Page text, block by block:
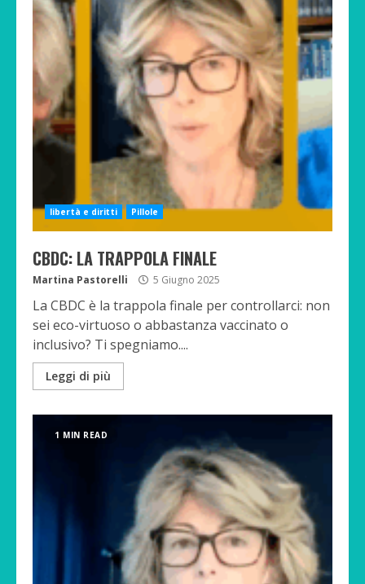
libertà e diritti Pillole
CBDC: LA TRAPPOLA FINALE
Martina Pastorelli 5 Giugno 2025
La CBDC è la trappola finale per controllarci: non
sei eco-virtuoso o abbastanza vaccinato o
inclusivo? Ti spegniamo....
Leggi di più
1 MIN READ